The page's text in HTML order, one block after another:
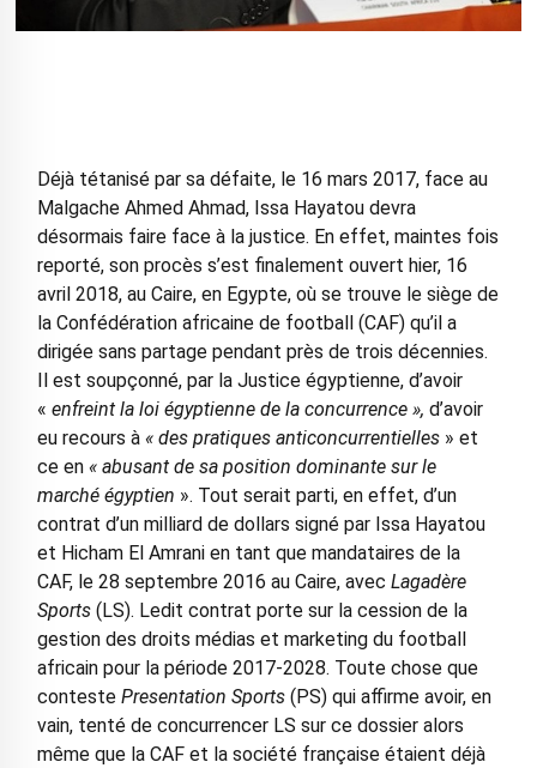
Déjà tétanisé par sa défaite, le 16 mars 2017, face au
Malgache Ahmed Ahmad, Issa Hayatou devra
désormais faire face à la justice. En effet, maintes fois
reporté, son procès s’est finalement ouvert hier, 16
avril 2018, au Caire, en Egypte, où se trouve le siège de
la Confédération africaine de football (CAF) qu’il a
dirigée sans partage pendant près de trois décennies.
Il est soupçonné, par la Justice égyptienne, d’avoir
« enfreint la loi égyptienne de la concurrence », d’avoir
eu recours à« des pratiques anticoncurrentielles » et
ce en« abusant de sa position dominante sur le
marché égyptien ». Tout serait parti, en effet, d’un
contrat d’un milliard de dollars signé par Issa Hayatou
et Hicham El Amrani en tant que mandataires de la
CAF, le 28 septembre 2016 au Caire, avec Lagadère
Sports(LS). Ledit contrat porte sur la cession de la
gestion des droits médias et marketing du football
africain pour la période 2017-2028. Toute chose que
conteste Presentation Sports(PS) qui affirme avoir, en
vain, tenté de concurrencer LS sur ce dossier alors
même que la CAF et la société française étaient déjà